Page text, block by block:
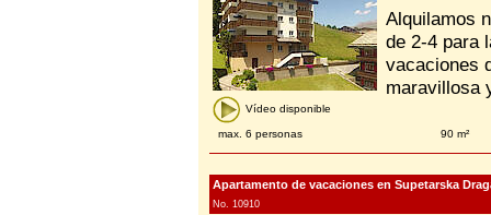
Vídeo disponible
Alquilamos
de 2-4 para
vacaciones
maravillosa
max. 6 personas 90 m²
Apartamento de vacaciones en Supetarska
No. 10910